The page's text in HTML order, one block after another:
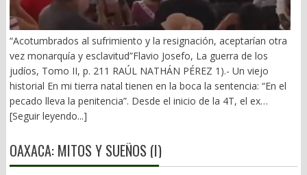
“Acotumbrados al sufrimiento y la resignación, aceptarían otra
vez monarquía y esclavitud”Flavio Josefo, La guerra de los
judíos, Tomo II, p. 211 RAÚL NATHÁN PÉREZ 1).- Un viejo
historial En mi tierra natal tienen en la boca la sentencia: “En el
pecado lleva la penitencia”. Desde el inicio de la 4T, el ex
gobernador Alejandro Murat ha arrastrado un mal fario. El 21 de
Primera visita de AMLO a Oaxaca y una prolongada rechifla. (El
Imparcial, 22/12/2018). Y vino la defensa del pupilo de
[Seguir leyendo...]
OAXACA: MITOS Y SUEÑOS (I)